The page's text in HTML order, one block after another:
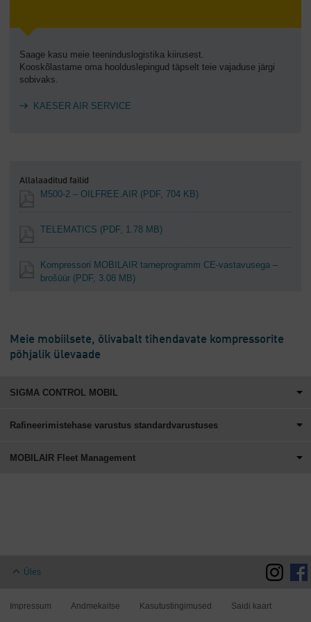
Saage kasu meie teeninduslogistika kiirusest.
Kooskõlastame oma hoolduslepingud täpselt teie vajaduse järgi
sobivaks.
KAESER AIR SERVICE
Allalaaditud failid
M500-2 – OILFREE.AIR (PDF, 704 KB)
TELEMATICS (PDF, 1.78 MB)
Kompressori MOBILAIR tarneprogramm CE-vastavusega –
brošüür (PDF, 3.08 MB)
Meie mobiilsete, õlivabalt tihendavate kompressorite
põhjalik ülevaade
SIGMA CONTROL MOBIL
Rafineerimistehase varustus standardvarustuses
MOBILAIR Fleet Management
Üles
Impressum Andmekaitse Kasutustingimused Saidi kaart